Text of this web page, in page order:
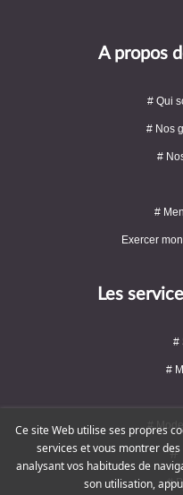
A propos
# Qui
# Nos
#
#
Exercer
Les
#
#
#
#
#
Ce site Web utilise ses propres
services et vous montrer
analysant vos habitudes de
son utilisation,